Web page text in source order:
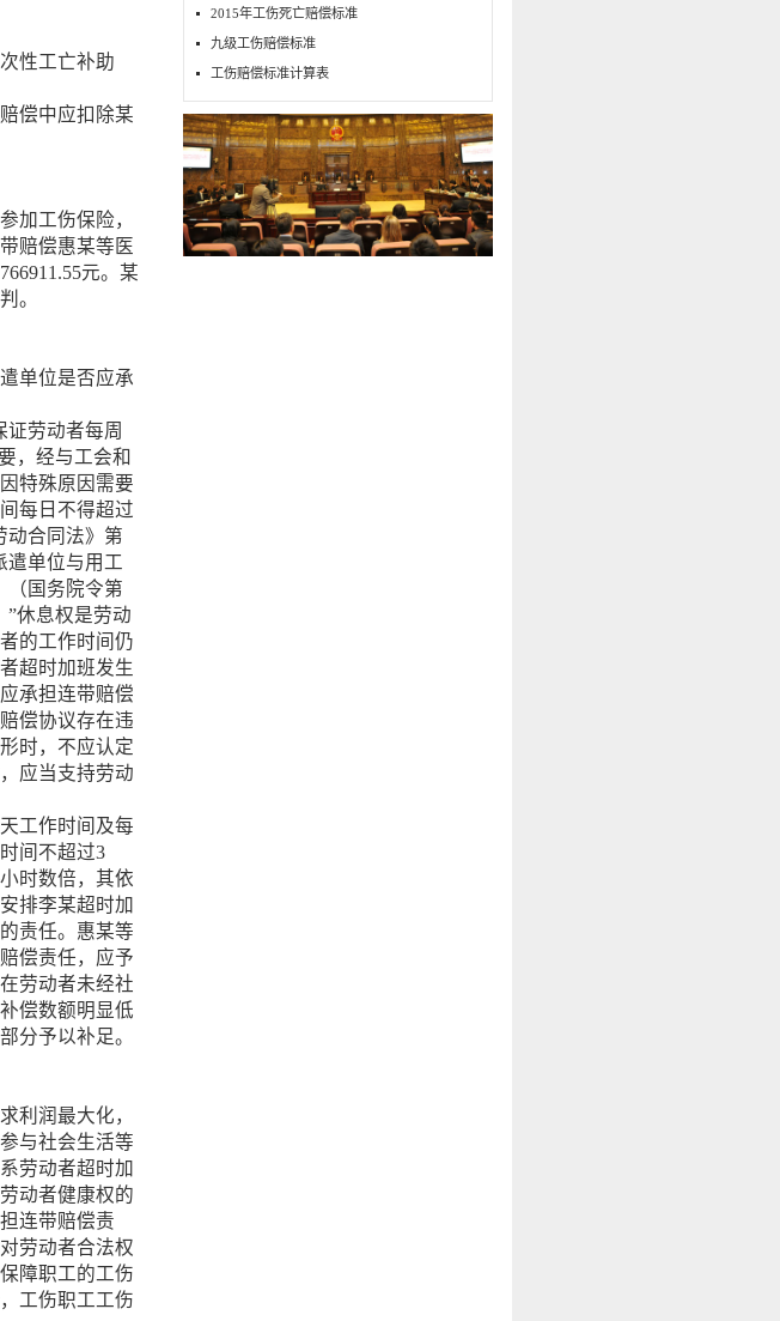
性工亡补助
偿中应扣除某
加工伤保险，
赔偿惠某等医
元。某
。
单位是否应承
证劳动者每周
，经与工会和
特殊原因需要
每日不得超过
动合同法》第
遣单位与用工
（国务院令第
”休息权是劳动
的工作时间仍
超时加班发生
承担连带赔偿
偿协议存在违
时，不应认定
应当支持劳动
工作时间及每
间不超过3
时数倍，其依
排李某超时加
责任。惠某等
偿责任，应予
劳动者未经社
偿数额明显低
分予以补足。
利润最大化，
与社会生活等
劳动者超时加
动者健康权的
连带赔偿责
劳动者合法权
障职工的工伤
工伤职工工伤
2015年工伤死亡赔偿标准
九级工伤赔偿标准
工伤赔偿标准计算表